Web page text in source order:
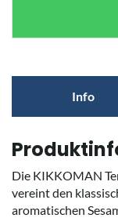
Info
Die KIKKOMAN
vereint den
aromatischen